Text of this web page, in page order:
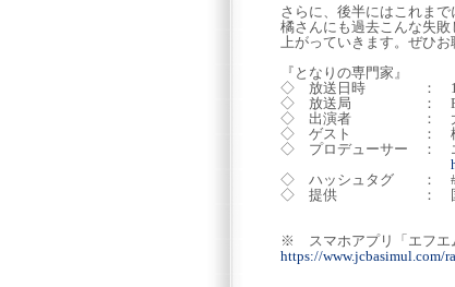
さらに、後半にはこれまで
橘さんにも過去こんな失
上がっていきます。ぜひお
『となりの専門家』
◇ 放送日時 ： 10月
◇ 放送局 ： FMサ
◇ 出演者 ： 大竹
◇ ゲスト ： 橘
◇ プロデューサー ： エ
◇ ハッシュタグ ： #
◇ 提供 ： 国内導入
「ERESA（イー
※ スマホアプリ「
https://www.jcbasimul.com/